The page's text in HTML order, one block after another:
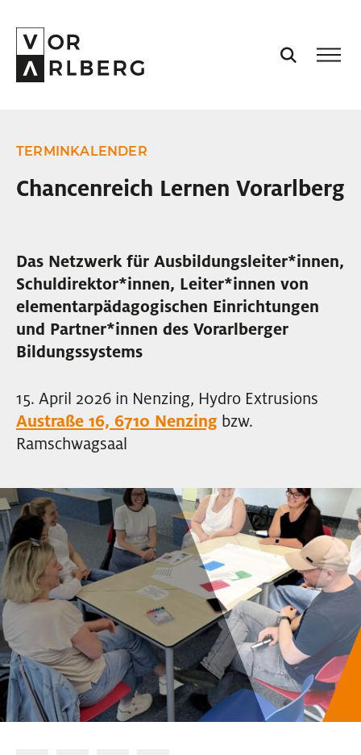
PODCASTS
VISION
NEWSLETTER
TERMINKALENDER
Chancenreich Lernen Vorarlberg
Das Netzwerk für Ausbildungsleiter*innen,
Schuldirektor*innenInnen
, Leiter*innen Innen
von
elementarpädagogischen Einrichtungen
und Partner*innen Innen
des Vorarlberger
Bildungssystems
15. April 2026 in Nenzing, Hydro Extrusions
Austraße 16, 6710 Nenzing bzw.
Ramschwagsaal